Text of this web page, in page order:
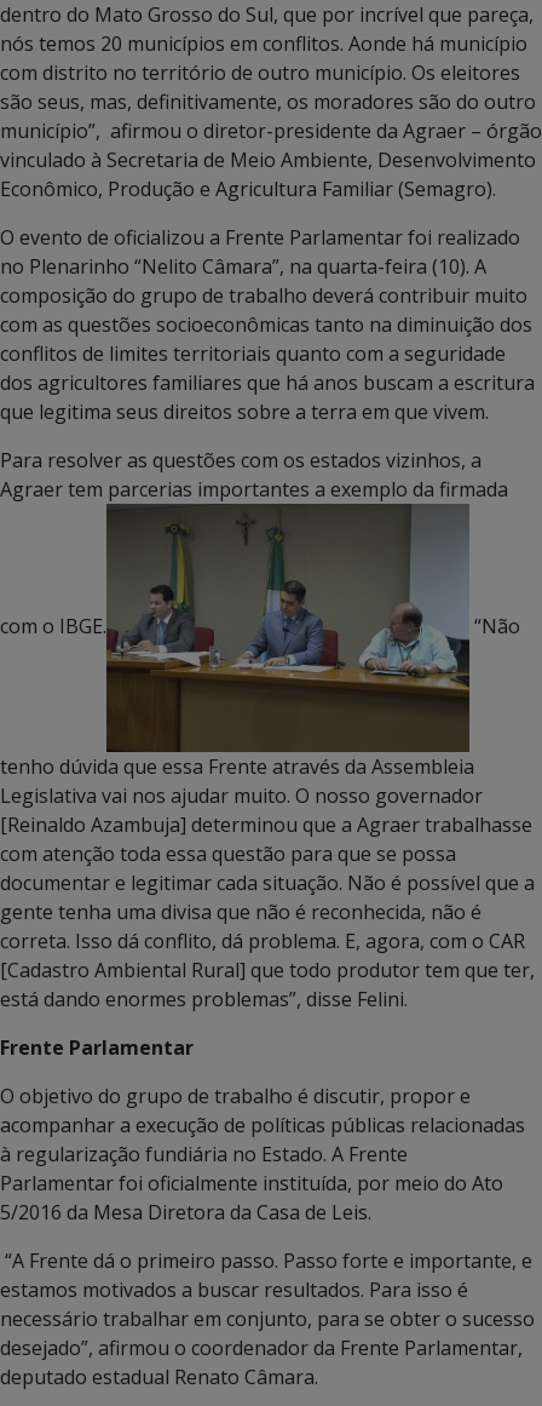
dentro do Mato Grosso do Sul, que por incrível que pareça,
nós temos 20 municípios em conflitos. Aonde há município
com distrito no território de outro município. Os eleitores
são seus, mas, definitivamente, os moradores são do outro
município”, afirmou o diretor-presidente da Agraer – órgão
vinculado à Secretaria de Meio Ambiente, Desenvolvimento
Econômico, Produção e Agricultura Familiar (Semagro).
O evento de oficializou a Frente Parlamentar foi realizado
no Plenarinho “Nelito Câmara”, na quarta-feira (10). A
composição do grupo de trabalho deverá contribuir muito
com as questões socioeconômicas tanto na diminuição dos
conflitos de limites territoriais quanto com a seguridade
dos agricultores familiares que há anos buscam a escritura
que legitima seus direitos sobre a terra em que vivem.
Para resolver as questões com os estados vizinhos, a
Agraer tem parcerias importantes a exemplo da firmada
com o IBGE. “Não
tenho dúvida que essa Frente através da Assembleia
Legislativa vai nos ajudar muito. O nosso governador
[Reinaldo Azambuja] determinou que a Agraer trabalhasse
com atenção toda essa questão para que se possa
documentar e legitimar cada situação. Não é possível que a
gente tenha uma divisa que não é reconhecida, não é
correta. Isso dá conflito, dá problema. E, agora, com o CAR
[Cadastro Ambiental Rural] que todo produtor tem que ter,
está dando enormes problemas”, disse Felini.
Frente Parlamentar
O objetivo do grupo de trabalho é discutir, propor e
acompanhar a execução de políticas públicas relacionadas
à regularização fundiária no Estado. A Frente
Parlamentar foi oficialmente instituída, por meio do Ato
5/2016 da Mesa Diretora da Casa de Leis.
“A Frente dá o primeiro passo. Passo forte e importante, e
estamos motivados a buscar resultados. Para isso é
necessário trabalhar em conjunto, para se obter o sucesso
desejado”, afirmou o coordenador da Frente Parlamentar,
deputado estadual Renato Câmara.